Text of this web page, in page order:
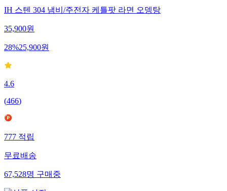
IH 스텐 304 냄비/주전자 케틀팟 라면 오뎅탕
35,900원
28%25,900원
4.6
(466)
777적립
무료배송
67,528명구매중